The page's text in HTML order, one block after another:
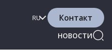
НОВОСТИ
RU Контакт